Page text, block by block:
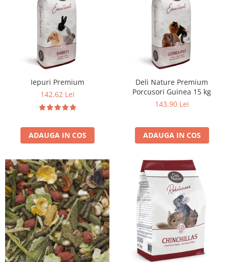
Iepuri Premium
142,62 Lei
ADAUGA IN COS
Deli Nature Premium
Porcusori Guinea 15 kg
143,90 Lei
ADAUGA IN COS